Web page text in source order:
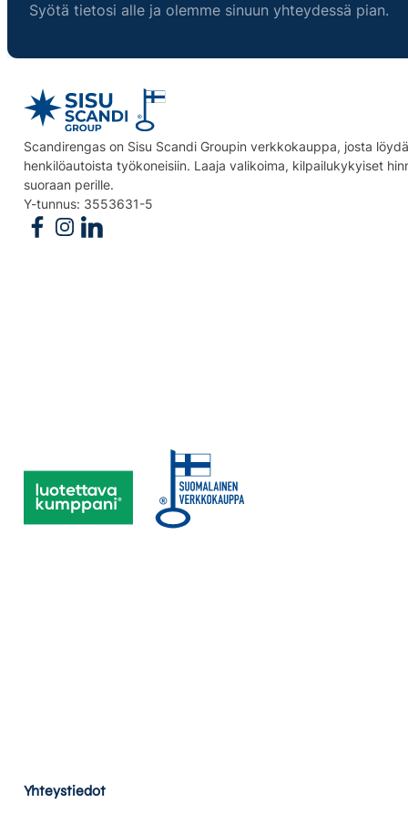
Syötä tietosi alle ja olemme sinuun yhteydessä pian.
Scandirengas on Sisu Scandi Groupin verkkokauppa, josta
henkilöautoista työkoneisiin. Laaja valikoima, kilpailukykyiset
suoraan perille.
Y-tunnus: 3553631-5
Follow us on Facebook
Follow us on Instagram
Follow us on Linkedin
Yhteystiedot